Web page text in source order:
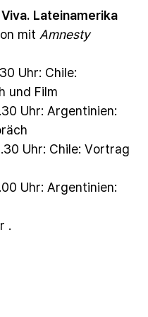
Viva. Lateinamerika
mit Amnesty
Uhr: Chile:
und Film
Uhr: Argentinien:
Uhr: Chile: Vortrag
Uhr: Argentinien:
.